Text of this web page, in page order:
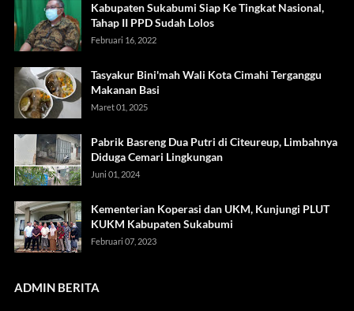
Kabupaten Sukabumi Siap Ke Tingkat Nasional,
Tahap II PPD Sudah Lolos
Februari 16, 2022
Tasyakur Bini'mah Wali Kota Cimahi Terganggu
Makanan Basi
Maret 01, 2025
Pabrik Basreng Dua Putri di Citeureup, Limbahnya
Diduga Cemari Lingkungan
Juni 01, 2024
Kementerian Koperasi dan UKM, Kunjungi PLUT
KUKM Kabupaten Sukabumi
Februari 07, 2023
ADMIN BERITA